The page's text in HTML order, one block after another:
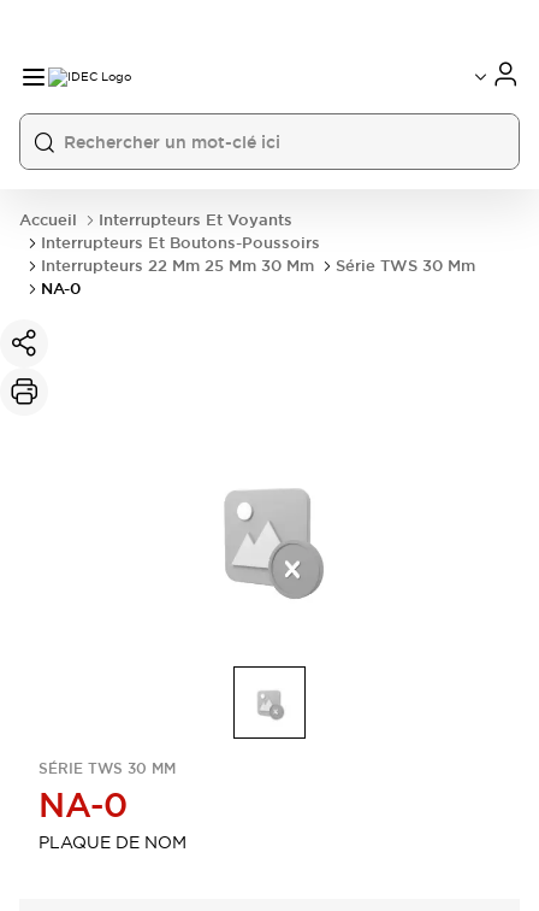
Accueil
Interrupteurs Et Voyants
Interrupteurs Et Boutons-Poussoirs
Interrupteurs 22 Mm 25 Mm 30 Mm
Série TWS 30 Mm
NA-0
SÉRIE TWS 30 MM
NA-0
PLAQUE DE NOM